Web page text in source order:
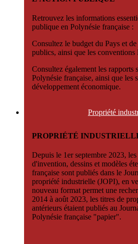
Retrouvez les informations
publique en Polynésie française :
Consultez le budget du Pays et de
publics, ainsi que les conventions
Consultez également les rapports
Polynésie française, ainsi que les
développement économique.
Propriété
PROPRIÉTÉ
Depuis le 1er septembre 2023,
d'invention, dessins et modèles
française sont publiés dans le
propriété industrielle (JOPI), en
nouveau format permet une
2014 à août 2023, les titres de
antérieurs étaient publiés au
Polynésie française "papier".